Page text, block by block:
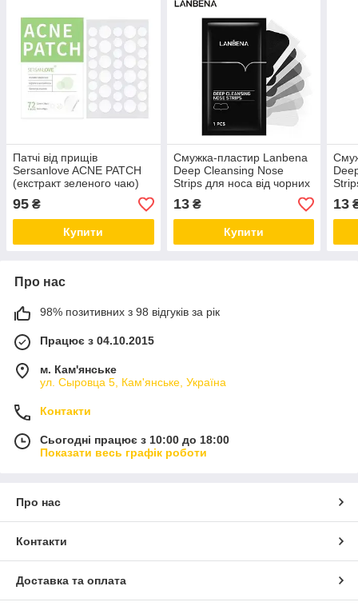
Патчі від прищів
Sersanlove ACNE PATCH
(екстракт зеленого чаю)
72 штуки
95 ₴
Купити
Смужка-пластир Lanbena
Deep Cleansing Nose
Strips для носа від чорних
цяток з бамбуковим
вугіллям (1 штука)
13₴
Купити
13
Про нас
98% позитивних з 98 відгуків за рік
Працює з 04.10.2015
м. Кам'янське
ул. Сыровца 5, Кам'янське, Україна
Контакти
Сьогодні працює з 10:00 до 18:00
Показати весь графік роботи
Про нас
Контакти
Доставка та оплата